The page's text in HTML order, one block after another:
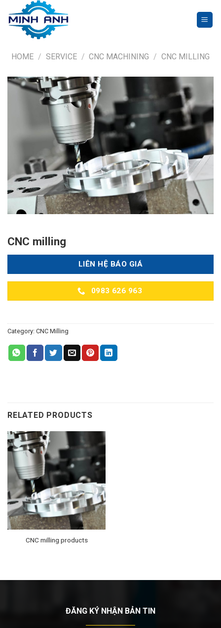
content
HOME / SERVICE / CNC MACHINING / CNC MILLING
CNC milling
LIÊN HỆ BÁO GIÁ
0983 626 963
Category: CNC Milling
RELATED PRODUCTS
CNC milling products
ĐĂNG KÝ NHẬN BẢN TIN